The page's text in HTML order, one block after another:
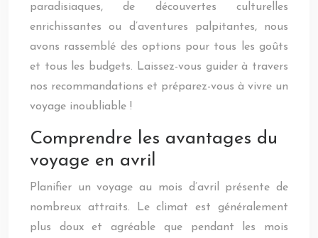
paradisiaques, de découvertes culturelles
enrichissantes ou d’aventures palpitantes, nous
avons rassemblé des options pour tous les goûts
et tous les budgets. Laissez-vous guider à travers
nos recommandations et préparez-vous à vivre un
voyage inoubliable !
Comprendre les avantages du
voyage en avril
Planifier un voyage au mois d’avril présente de
nombreux attraits. Le climat est généralement
plus doux et agréable que pendant les mois